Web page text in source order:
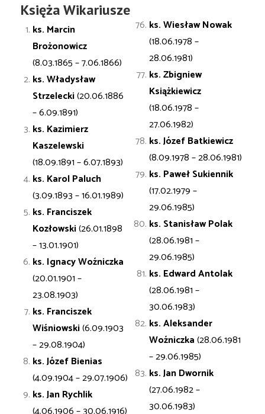
Księża Wikariusze
ks. Marcin
Brożonowicz
(8.03.1865 – 7.06.1866)
ks. Władysław
Strzelecki(20.06.1886
– 6.09.1891)
ks. Kazimierz
Kaszelewski
(18.09.1891 – 6.07.1893)
ks. KarolPaluch
(3.09.1893 – 16.01.1989)
ks. Franciszek
Kozłowski(26.01.1898
– 13.01.1901)
ks. IgnacyWoźniczka
(20.01.1901 –
23.08.1903)
ks. Franciszek
Wiśniowski(6.09.1903
– 29.08.1904)
ks. JózefBienias
(4.09.1904 – 29.07.1906)
ks. JanRychlik
ks. WiesławNowak
(18.06.1978 –
28.06.1981)
ks. Zbigniew
Książkiewicz
(18.06.1978 –
27.06.1982)
ks. JózefBatkiewicz
(8.09.1978 – 28.06.1981)
ks. PawełSukiennik
(17.02.1979 –
29.06.1985)
ks. StanisławPolak
(28.06.1981 –
29.06.1985)
ks. EdwardAntolak
(28.06.1981 –
30.06.1983)
ks. Aleksander
Woźniczka(28.06.1981
– 29.06.1985)
ks. JanDwornik
(27.06.1982 –
30.06.1983)